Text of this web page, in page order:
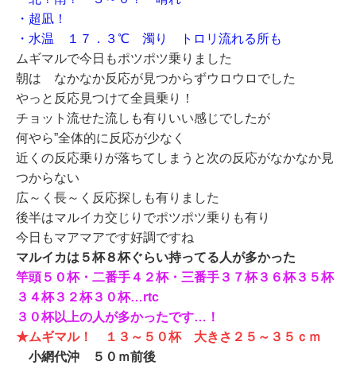
・超凪！
・水温 １７．３℃ 濁り トロリ流れる所も
ムギマルで今日もポツポツ乗りました
朝は なかなか反応が見つからずウロウロでした
やっと反応見つけて全員乗り！
チョット流せた流しも有りいい感じでしたが
何やら”全体的に反応が少なく
近くの反応乗りが落ちてしまうと次の反応がなかなか見
つからない
広～く長～く反応探しも有りました
後半はマルイカ交じりでポツポツ乗りも有り
今日もマアマアです好調ですね
マルイカは５杯８杯ぐらい持ってる人が多かった
竿頭５０杯・二番手４２杯・三番手３７杯３６杯３５杯
３４杯３２杯３０杯…rtc
３０杯以上の人が多かったです…！
★ムギマル！ １３～５０杯 大きさ２５～３５ｃｍ
小網代沖 ５０ｍ前後